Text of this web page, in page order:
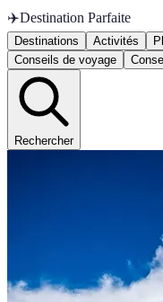
✈️Destination Parfaite
Destinations Activités
Conseils de voyage
Rechercher